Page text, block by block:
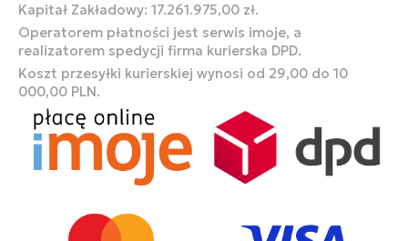
Kapitał Zakładowy: 17.261.975,00 zł.
Operatorem płatności jest serwis imoje, a
realizatorem spedycji firma kurierska DPD.
Koszt przesyłki kurierskiej wynosi od 29,00 do 10
000,00 PLN.